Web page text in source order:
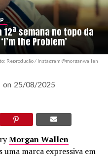
semana no topo da
the Problem’
Reprodução / Instagram @morganwallen
on 25/08/2025
Morgan Wallen
uma marca expressiva em